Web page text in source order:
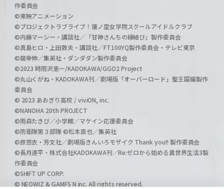
作委員会
©東映アニメーション
©プロジェクトラブライブ！蓮ノ空女学院スクールアイドルクラブ
©内藤マーシー・講談社／「甘神さんちの縁結び」製作委員会
©真島ヒロ・上田敦夫・講談社／FT100YQ製作委員会・テレビ東京
©龍幸伸／集英社・ダンダダン製作委員会
©2023 時雨沢恵一/KADOKAWA/GGO2 Project
©丸山くがね・KADOKAWA刊／劇場版「オーバーロード」聖王国編製作
委員会
© 2023 あおぎり高校 / viviON, inc.
©NANOHA 20th PROJECT
©雨森たきび／小学館／マケイン応援委員会
©防衛隊第３部隊 ©松本直也／集英社
©原悠衣・芳文社／劇場版きんいろモザイク Thank you!! 製作委員会
©長月達平・株式会社KADOKAWA刊／Re:ゼロから始める異世界生活3製
作委員会
©SHIFT UP CORP.
© NEOWIZ & GAMFS N inc. All rights reserved.